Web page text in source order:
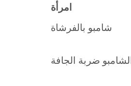
امرأة
شامبو بالفرشاة
ضربة الجافة